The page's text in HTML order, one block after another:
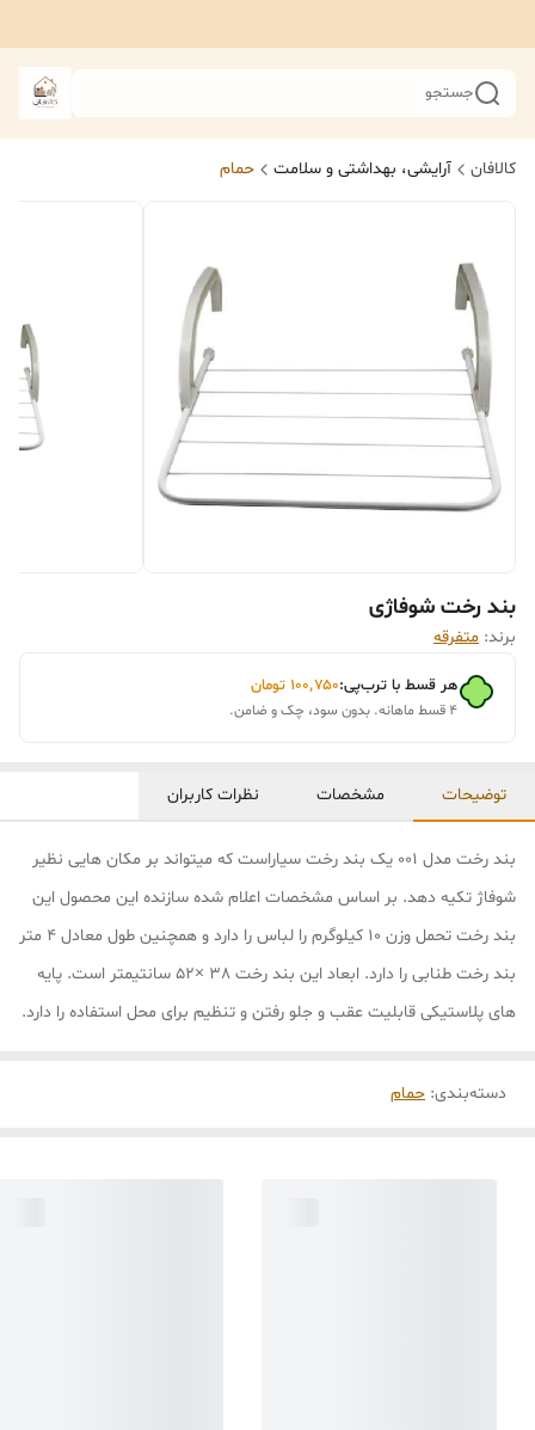
جستجو
کالافان آرایشی، بهداشتی و سلامت حمام
بند رخت شوفاژی
برند: متفرقه
هر قسط با ترب‌پی:۱۰۰٬۷۵۰ تومان
۴ قسط ماهانه. بدون سود، چک و ضامن.
توضیحات مشخصات نظرات کاربران
بند رخت مدل 001 یک بند رخت سیاراست که میتواند بر مکان هایی نظیر
شوفاژ تکیه دهد. بر اساس مشخصات اعلام شده سازنده این محصول این
بند رخت تحمل وزن 10 کیلوگرم را لباس را دارد و همچنین طول معادل 4 متر
بند رخت طنابی را دارد. ابعاد این بند رخت 38 ×52 سانتیمتر است. پایه
های پلاستیکی قابلیت عقب و جلو رفتن و تنظیم برای محل استفاده را دارد.
دسته‌بندی: حمام